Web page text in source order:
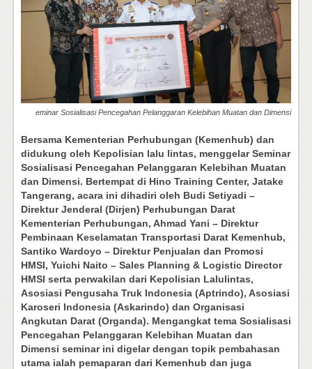
eminar Sosialisasi Pencegahan Pelanggaran Kelebihan Muatan dan Dimensi
Bersama Kementerian Perhubungan (Kemenhub) dan
didukung oleh Kepolisian lalu lintas, menggelar Seminar
Sosialisasi Pencegahan Pelanggaran Kelebihan Muatan
dan Dimensi. Bertempat di Hino Training Center, Jatake
Tangerang, acara ini dihadiri oleh Budi Setiyadi –
Direktur Jenderal (Dirjen) Perhubungan Darat
Kementerian Perhubungan, Ahmad Yani – Direktur
Pembinaan Keselamatan Transportasi Darat Kemenhub,
Santiko Wardoyo – Direktur Penjualan dan Promosi
HMSI, Yuichi Naito – Sales Planning & Logistic Director
HMSI serta perwakilan dari Kepolisian Lalulintas,
Asosiasi Pengusaha Truk Indonesia (Aptrindo), Asosiasi
Karoseri Indonesia (Askarindo) dan Organisasi
Angkutan Darat (Organda). Mengangkat tema Sosialisasi
Pencegahan Pelanggaran Kelebihan Muatan dan
Dimensi seminar ini digelar dengan topik pembahasan
utama ialah pemaparan dari Kemenhub dan juga